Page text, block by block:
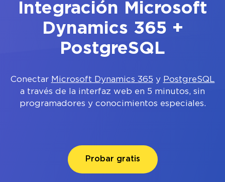
Integración Microsoft
Dynamics 365 +
PostgreSQL
Conectar Microsoft Dynamics 365 y PostgreSQL
a través de la interfaz web en 5 minutos, sin
programadores y conocimientos especiales.
Probar gratis